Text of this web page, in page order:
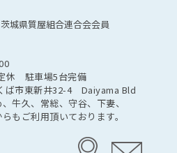
城県質屋組合連合会会員
休 駐車場5台完備
ば市東新井32-4 Daiyama Bld
牛久、常総、守谷、下妻、
もご利用頂いております。